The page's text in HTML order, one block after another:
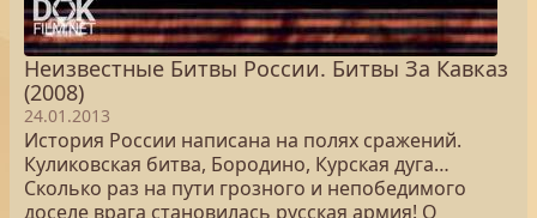
Неизвестные Битвы России. Битвы За Кавказ
(2008)
24.01.2013
История России написана на полях сражений.
Куликовская битва, Бородино, Курская дуга…
Сколько раз на пути грозного и непобедимого
доселе врага становилась русская армия! О